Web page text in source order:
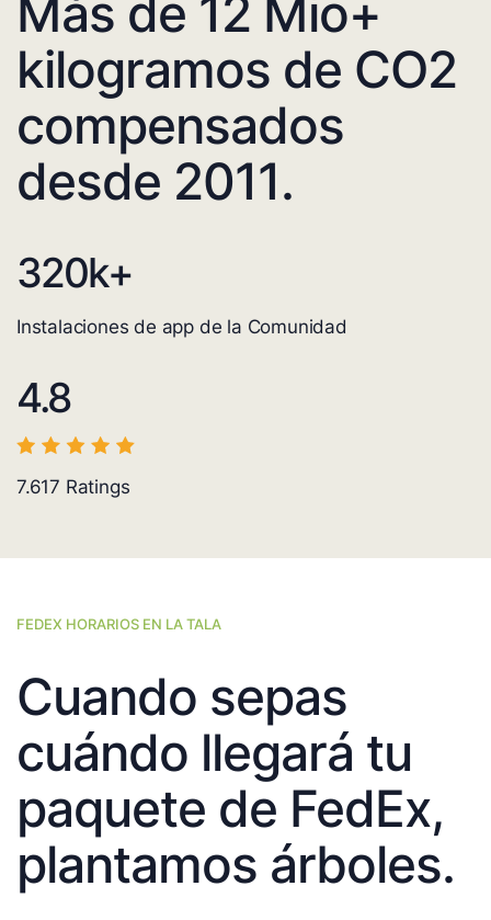
Más de 12 Mio+
kilogramos de CO2
compensados
desde 2011.
320k+
Instalaciones de app de la Comunidad
4.8
7.617 Ratings
FEDEX HORARIOS EN LA TALA
Cuando sepas
cuándo llegará tu
paquete de FedEx,
plantamos árboles.